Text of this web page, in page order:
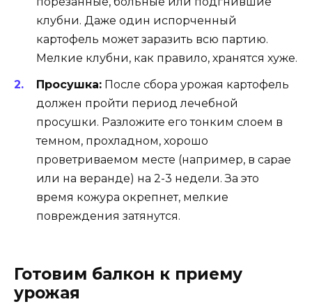
клубни. Даже один испорченный
картофель может заразить всю партию.
Мелкие клубни, как правило, хранятся хуже.
Просушка: После сбора урожая картофель
должен пройти период лечебной
просушки. Разложите его тонким слоем в
темном, прохладном, хорошо
проветриваемом месте (например, в сарае
или на веранде) на 2-3 недели. За это
время кожура окрепнет, мелкие
повреждения затянутся.
Готовим балкон к приему
урожая